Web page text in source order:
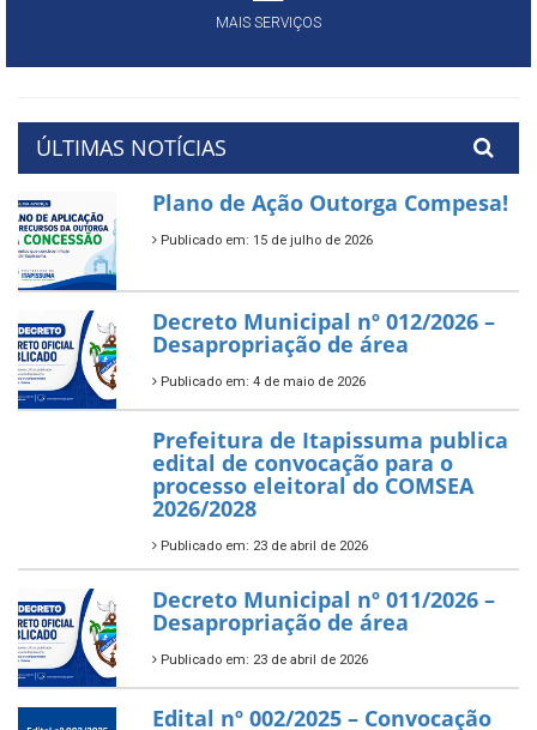
MAIS SERVIÇOS
ÚLTIMAS NOTÍCIAS
Plano de Ação Outorga Compesa!
Publicado em: 15 de julho de 2026
Decreto Municipal nº 012/2026 –
Desapropriação de área
Publicado em: 4 de maio de 2026
Prefeitura de Itapissuma publica
edital de convocação para o
processo eleitoral do COMSEA
2026/2028
Publicado em: 23 de abril de 2026
Decreto Municipal nº 011/2026 –
Desapropriação de área
Publicado em: 23 de abril de 2026
Edital nº 002/2025 – Convocação